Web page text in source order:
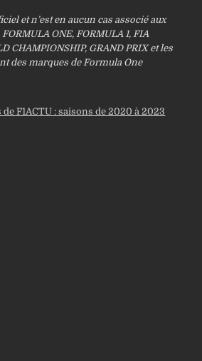
et n’est en aucun cas associé aux
ONE, FORMULA 1, FIA
CHAMPIONSHIP, GRAND PRIX et les
des marques de Formula One
F1ACTU : saisons de 2020 à 2023